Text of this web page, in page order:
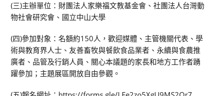
(三)主辦單位：財團法人家樂福文教基金會、社團法人台灣動
物社會研究會、國立中山大學
(四)參加對象：名額約150人，歡迎媒體、主管機關代表、學
術與教育界人士、友善畜牧與餐飲食品業者、永續與食農推
廣者、品管及行銷人員、關心本議題的家長和地方工作者踴
躍參加；主題展區開放自由參觀。